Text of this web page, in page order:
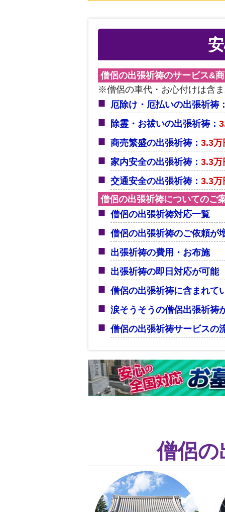
僧侶の出張祈祷のサービス&
※僧侶の車代・お心付けは含
厄除け・厄払いの出張祈祷
除霊・お祓いの出張祈祷：
商売繁盛の出張祈祷：3.3万
家内安全の出張祈祷：3.3万
交通安全の出張祈祷：3.3万
僧侶の出張祈祷についてのご
僧侶の出張祈祷対応一覧
僧侶の出張祈祷のご依頼が
出張祈祷の費用・お布施
出張祈祷の即日対応が可能
僧侶の出張祈祷に含まれて
涙そうそうの僧侶出張祈祷
僧侶の出張祈祷サービスの
僧侶の